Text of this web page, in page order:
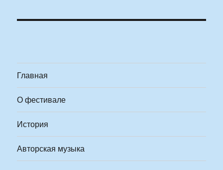
Главная
О фестивале
История
Авторская музыка